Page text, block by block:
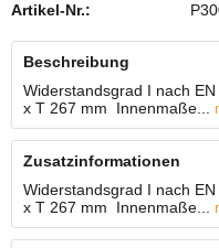
Artikel-Nr.:
Beschreibung
Widerstandsgrad I nach
x T 267 mm Innenmaße...
Zusatzinformationen
Widerstandsgrad I nach
x T 267 mm Innenmaße...